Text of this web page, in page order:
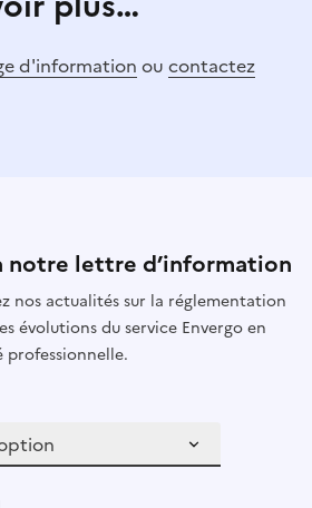
d'information ou contactez
notre lettre d’information
nos actualités sur la réglementation
évolutions du service Envergo en